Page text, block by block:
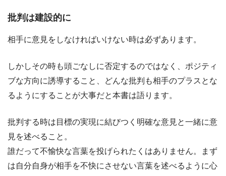
批判は建設的に
相手に意見をしなければいけない時は必ずあります。
しかしその時も頭ごなしに否定するのではなく、ポジティ
ブな方向に誘導すること、どんな批判も相手のプラスとな
るようにすることが大事だと本書は語ります。
批判する時は目標の実現に結びつく明確な意見と一緒に意
見を述べること。
誰だって不愉快な言葉を投げられたくはありません。まず
は自分自身が相手を不快にさせない言葉を述べるように心